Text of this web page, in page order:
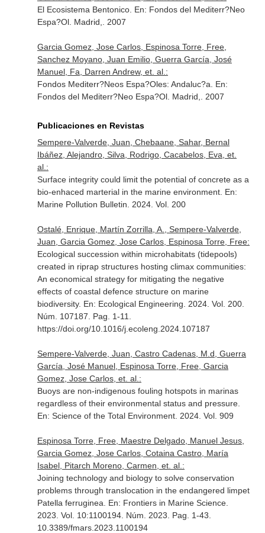
El Ecosistema Bentonico. En: Fondos del Mediterr?Neo
Espa?Ol. Madrid,. 2007
Garcia Gomez, Jose Carlos, Espinosa Torre, Free,
Sanchez Moyano, Juan Emilio, Guerra García, José
Manuel, Fa, Darren Andrew, et. al.:
Fondos Mediterr?Neos Espa?Oles: Andaluc?a. En:
Fondos del Mediterr?Neo Espa?Ol. Madrid,. 2007
Publicaciones en Revistas
Sempere-Valverde, Juan, Chebaane, Sahar, Bernal
Ibáñez, Alejandro, Silva, Rodrigo, Cacabelos, Eva, et.
al.:
Surface integrity could limit the potential of concrete as a
bio-enhaced marterial in the marine environment. En:
Marine Pollution Bulletin . 2024. Vol. 200
Ostalé, Enrique, Martín Zorrilla, A., Sempere-Valverde,
Juan, Garcia Gomez, Jose Carlos, Espinosa Torre, Free:
Ecological succession within microhabitats (tidepools)
created in riprap structures hosting climax communities:
An economical strategy for mitigating the negative
effects of coastal defence structure on marine
biodiversity. En: Ecological Engineering . 2024. Vol. 200.
Núm. 107187. Pag. 1-11.
https://doi.org/10.1016/j.ecoleng.2024.107187
Sempere-Valverde, Juan, Castro Cadenas, M.d, Guerra
García, José Manuel, Espinosa Torre, Free, Garcia
Gomez, Jose Carlos, et. al.:
Buoys are non-indigenous fouling hotspots in marinas
regardless of their environmental status and pressure.
En: Science of the Total Environment. 2024. Vol. 909
Espinosa Torre, Free, Maestre Delgado, Manuel Jesus,
Garcia Gomez, Jose Carlos, Cotaina Castro, María
Isabel, Pitarch Moreno, Carmen, et. al.:
Joining technology and biology to solve conservation
problems through translocation in the endangered limpet
Patella ferruginea. En: Frontiers in Marine Science.
2023. Vol. 10:1100194. Núm. 2023. Pag. 1-43.
10.3389/fmars.2023.1100194